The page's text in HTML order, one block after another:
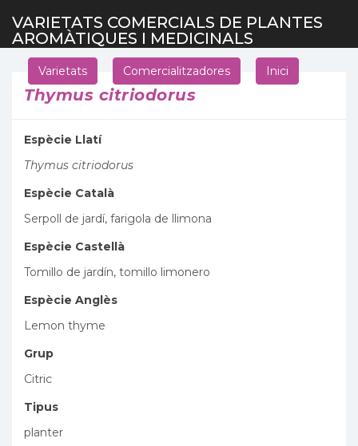
VARIETATS COMERCIALS DE PLANTES
AROMÀTIQUES I MEDICINALS
Varietats Comercialitzadores Inici
Thymus citriodorus
Espècie Llatí
Thymus citriodorus
Espècie Català
Serpoll de jardí, farigola de llimona
Espècie Castellà
Tomillo de jardín, tomillo limonero
Espècie Anglès
Lemon thyme
Grup
Citric
Tipus
planter